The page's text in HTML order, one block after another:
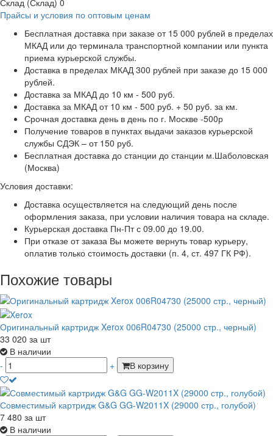
Прайсы и условия по оптовым ценам
Бесплатная доставка при заказе от 15 000 рублей в пределах
МКАД или до терминала транспортной компании или пункта
приема курьерской службы.
Доставка в пределах МКАД 300 рублей при заказе до 15 000
рублей.
Доставка за МКАД до 10 км - 500 руб.
Доставка за МКАД от 10 км - 500 руб. + 50 руб. за км.
Срочная доставка день в день по г. Москве -500р
Получение товаров в пунктах выдачи заказов курьерской
службы СДЭК – от 150 руб.
Бесплатная доставка до станции до станции м.Шаболовская
(Москва)
Условия доставки:
Доставка осуществляется на следующий день после
оформления заказа, при условии наличия товара на складе.
Курьерская доставка Пн-Пт с 09.00 до 19.00.
При отказе от заказа Вы можете вернуть товар курьеру,
оплатив только стоимость доставки (п. 4, ст. 497 ГК РФ).
Похожие товары
Оригинальный картридж Xerox 006R04730 (25000 стр., черный)
33 020 за шт
В наличии
-
+ В корзину
Совместимый картридж G&G GG-W2011X (29000 стр., голубой)
7 480 за шт
В наличии